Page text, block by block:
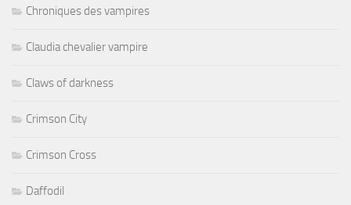
Chroniques des vampires
Claudia chevalier vampire
Claws of darkness
Crimson City
Crimson Cross
Daffodil